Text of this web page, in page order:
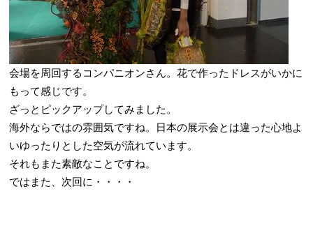
会場を周回するコンパニオンさん。花で作ったドレスがいかに
もって感じです。
ざっとピックアップしてみました。
海外ならではの雰囲気ですね。日本の展示会とは違った心地よ
いゆったりとした空気が流れています。
それもまた素敵なことですね。
ではまた、次回に・・・・